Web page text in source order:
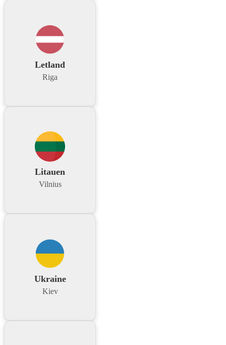
Letland
Riga
Litauen
Vilnius
Ukraine
Kiev